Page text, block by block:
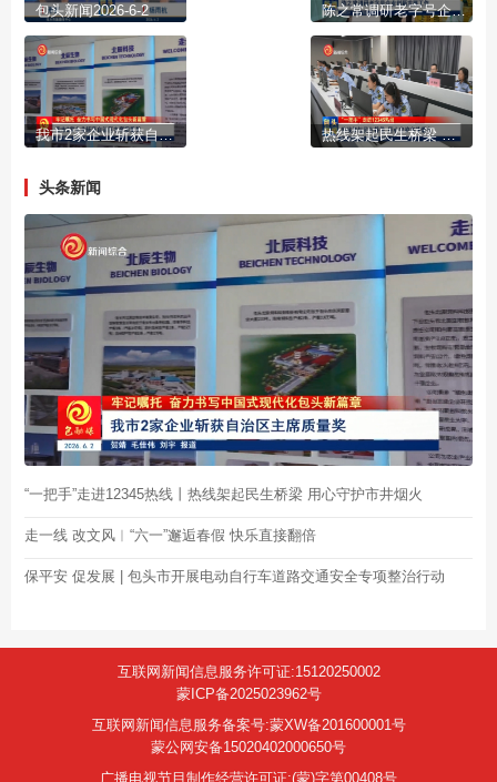
包头新闻2026-6-2 陈之常调研老字号企业创新发展工作
我市2家企业斩获自治区主席质量奖 热线架起民生桥梁 用心守护市井烟火
头条新闻
“一把手”走进12345热线丨热线架起民生桥梁 用心守护市井烟火
走一线 改文风︱“六一”邂逅春假 快乐直接翻倍
保平安 促发展 | 包头市开展电动自行车道路交通安全专项整治行动
互联网新闻信息服务许可证:15120250002
蒙ICP备2025023962号
互联网新闻信息服务备案号:蒙XW备201600001号
蒙公网安备15020402000650号
广播电视节目制作经营许可证:(蒙)字第00408号